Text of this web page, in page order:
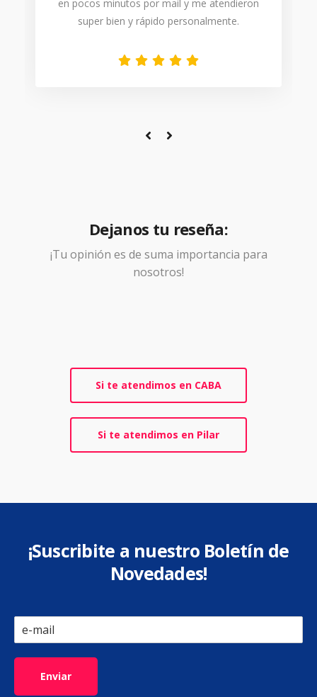
en pocos minutos por mail y me atendieron
super bien y rápido personalmente.
Dejanos tu reseña:
¡Tu opinión es de suma importancia para
nosotros!
Si te atendimos en CABA
Si te atendimos en Pilar
¡Suscribite a nuestro Boletín de
Novedades!
Enviar